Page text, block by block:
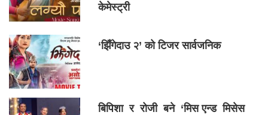
केमेस्ट्री
‘झिँगेदाउ २’ को टिजर सार्वजनिक
बिपिशा र रोजी बने ‘मिस एन्ड मिसेस